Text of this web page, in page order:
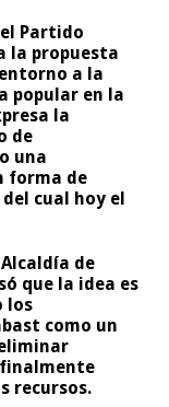
Partido
la propuesta
a la
popular en la
la
de
una
forma de
cual hoy el
de
que la idea es
los
como un
recursos.